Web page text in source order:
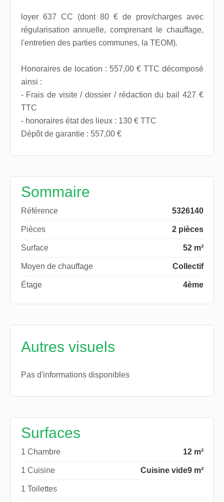
loyer 637 CC (dont 80 € de prov/charges avec
régularisation annuelle, comprenant le chauffage,
l'entretien des parties communes, la TEOM).
Honoraires de location : 557,00 € TTC décomposé
ainsi :
- Frais de visite / dossier / rédaction du bail 427 €
TTC
- honoraires état des lieux : 130 € TTC
Dépôt de garantie : 557,00 €
Sommaire
Référence 5326140
Pièces 2 pièces
Surface 52 m²
Moyen de chauffage Collectif
Étage 4ème
Autres visuels
Pas d'informations disponibles
Surfaces
1 Chambre 12 m²
1 Cuisine 9 m²
Cuisine vide
1 Toilettes